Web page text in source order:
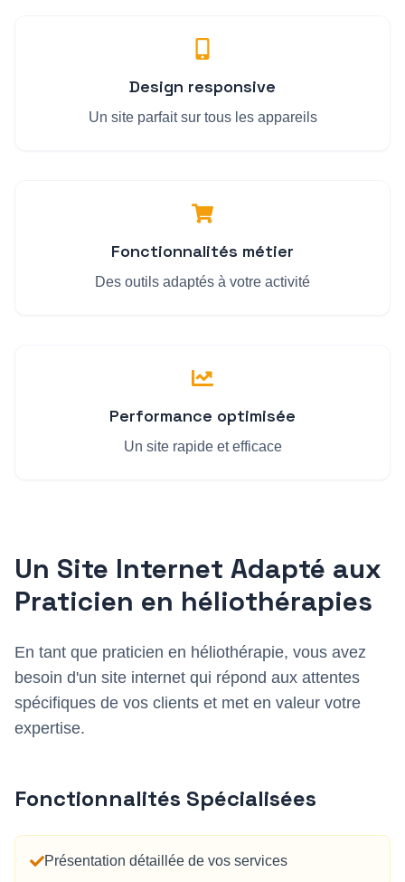
Design responsive
Un site parfait sur tous les appareils
Fonctionnalités métier
Des outils adaptés à votre activité
Performance optimisée
Un site rapide et efficace
Un Site Internet Adapté aux
Praticien en héliothérapies
En tant que praticien en héliothérapie, vous avez
besoin d'un site internet qui répond aux attentes
spécifiques de vos clients et met en valeur votre
expertise.
Fonctionnalités Spécialisées
Présentation détaillée de vos services